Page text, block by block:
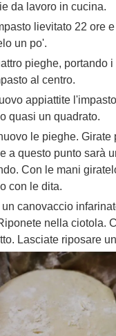
da lavoro in cucina.
lievitato 22 ore
un po'.
pieghe, portando i
al centro.
appiattite
quasi un quadrato.
le pieghe. Girate
a questo punto sarà
Con le mani
con le dita.
canovaccio
nella ciotola.
Lasciate riposare